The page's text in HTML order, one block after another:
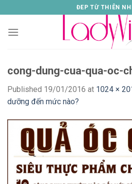
to
content
ĐEP TỪ THIÊN
cong-dung-cua-qua-oc-
Published 19/01/2016 at 1024 ×
dưỡng đến mức nào?